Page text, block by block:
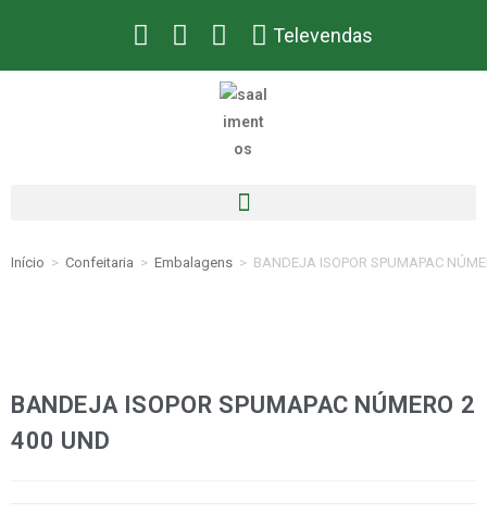
Televendas
Início > Confeitaria > Embalagens > BANDEJA ISOPOR SPUMAPAC
BANDEJA ISOPOR SPUMAPAC NÚMERO 2
400 UND